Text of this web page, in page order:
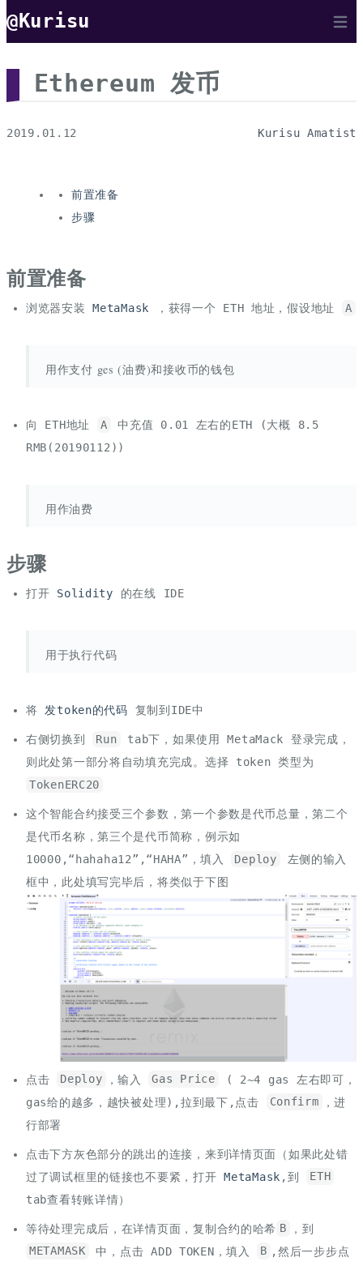
@Kurisu
Ethereum 发币
2019.01.12 Kurisu Amatist
前置准备
步骤
前置准备
浏览器安装MetaMask ，获得一个 ETH 地址，假设地址 A
用作支付 ges (油费)和接收币的钱包
向 ETH地址 A
中充值 0.01 左右的ETH (大概 8.5
RMB(20190112))
用作油费
步骤
打开 Solidity 的在线 IDE
用于执行代码
将 发token的代码 复制到IDE中
右侧切换到 Run
tab下，如果使用 MetaMack 登录完成，
则此处第一部分将自动填充完成。选择 token 类型为
TokenERC20
这个智能合约接受三个参数，第一个参数是代币总量，第二个
是代币名称，第三个是代币简称，例示如
10000,“hahaha12”,“HAHA”，填入
Deploy
左侧的输入
框中，此处填写完毕后，将类似于下图
点击 Deploy ，输入 Gas Price
( 2~4 gas 左右即可，
gas给的越多，越快被处理),拉到最下,点击
Confirm
，进
行部署
点击下方灰色部分的跳出的连接，来到详情页面（如果此处错
过了调试框里的链接也不要紧，打开MetaMask ,到
ETH
tab查看转账详情）
等待处理完成后，在详情页面，复制合约的哈希 B
，到
METAMASK
中，点击 ADD TOKEN，填入 B ,然后一步步点